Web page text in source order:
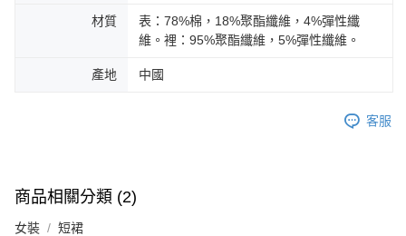
材質
表：78%棉，18%聚酯纖維，4%彈性纖
維。裡：95%聚酯纖維，5%彈性纖維。
產地 中國
客服
商品相關分類 (2)
女裝 短裙